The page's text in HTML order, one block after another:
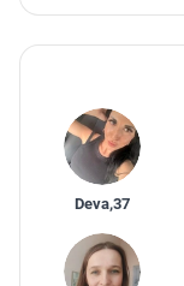
Deva,37